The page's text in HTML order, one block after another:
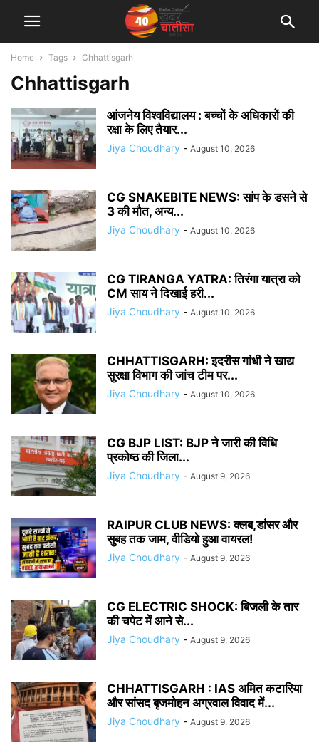
Home Tags Chhattisgarh
Chhattisgarh
आंजनेय विश्वविद्यालय : बच्चों के अधिकारों की
रक्षा के लिए तैयार...
Jiya Choudhary - August 10, 2026
CG SNAKEBITE NEWS: सांप के डसने से
3 की मौत, अन्य...
Jiya Choudhary - August 10, 2026
CG TIRANGA YATRA: तिरंगा यात्रा को
CM साय ने दिखाई हरी...
Jiya Choudhary - August 10, 2026
CHHATTISGARH: इदरीस गांधी ने खाद्य
सुरक्षा विभाग की जांच टीम पर...
Jiya Choudhary - August 10, 2026
CG BJP LIST: BJP ने जारी की विधि
प्रकोष्ठ की जिला...
Jiya Choudhary - August 9, 2026
RAIPUR CLUB NEWS: क्लब,डांसर और
सुबह तक जाम, वीडियो हुआ वायरल!
Jiya Choudhary - August 9, 2026
CG ELECTRIC SHOCK: बिजली के तार
की चपेट में आने से...
Jiya Choudhary - August 9, 2026
CHHATTISGARH : IAS अमित कटारिया
और सांसद बृजमोहन अग्रवाल विवाद में...
Jiya Choudhary - August 9, 2026